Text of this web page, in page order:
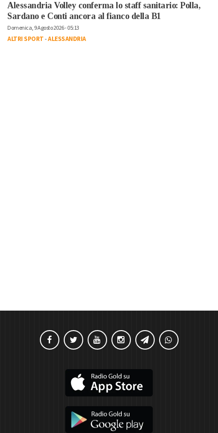
Alessandria Volley conferma lo staff sanitario: Polla,
Sardano e Conti ancora al fianco della B1
Domenica, 9 Agosto 2026 - 05:13
ALTRI SPORT-ALESSANDRIA